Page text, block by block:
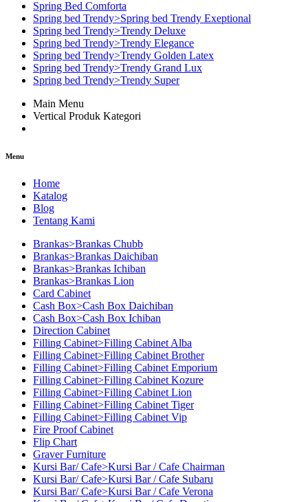
Spring Bed Comforta
Spring bed Trendy>Spring bed Trendy Exeptional
Spring bed Trendy>Trendy Deluxe
Spring bed Trendy>Trendy Elegance
Spring bed Trendy>Trendy Golden Latex
Spring bed Trendy>Trendy Grand Lux
Spring bed Trendy>Trendy Super
Main Menu
Vertical Produk Kategori
Menu
Home
Katalog
Blog
Tentang Kami
Brankas>Brankas Chubb
Brankas>Brankas Daichiban
Brankas>Brankas Ichiban
Brankas>Brankas Lion
Card Cabinet
Cash Box>Cash Box Daichiban
Cash Box>Cash Box Ichiban
Direction Cabinet
Filling Cabinet>Filling Cabinet Alba
Filling Cabinet>Filling Cabinet Brother
Filling Cabinet>Filling Cabinet Emporium
Filling Cabinet>Filling Cabinet Kozure
Filling Cabinet>Filling Cabinet Lion
Filling Cabinet>Filling Cabinet Tiger
Filling Cabinet>Filling Cabinet Vip
Fire Proof Cabinet
Flip Chart
Graver Furniture
Kursi Bar/ Cafe>Kursi Bar / Cafe Chairman
Kursi Bar/ Cafe>Kursi Bar / Cafe Subaru
Kursi Bar/ Cafe>Kursi Bar / Cafe Verona